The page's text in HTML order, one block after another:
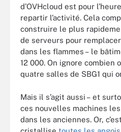
d’OVHcloud est pour
repartir l’activité. Cela
construire le plus
de serveurs pour
dans les flammes – le
12 000. On ignore
quatre salles de SBG1 qui
Mais il s’agit aussi – et
ces nouvelles machines
dans les anciennes. Or,